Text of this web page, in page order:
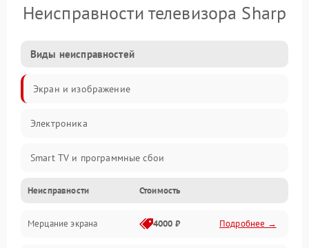
Неисправности телевизора Sharp
Виды неисправностей
Экран и изображение
Электроника
Smart TV и программные сбои
Питание и запуск
Подсветка и LED-модули
Неисправности Стоимость
Мерцание экрана 4000 ₽ Подробнее →